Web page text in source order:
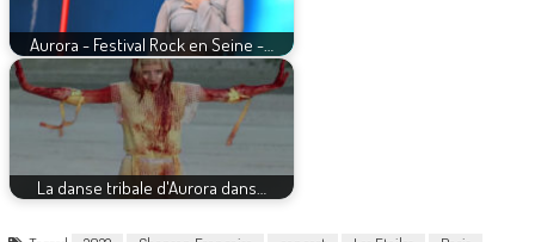
Aurora - Festival Rock en Seine -…
La danse tribale d'Aurora dans…